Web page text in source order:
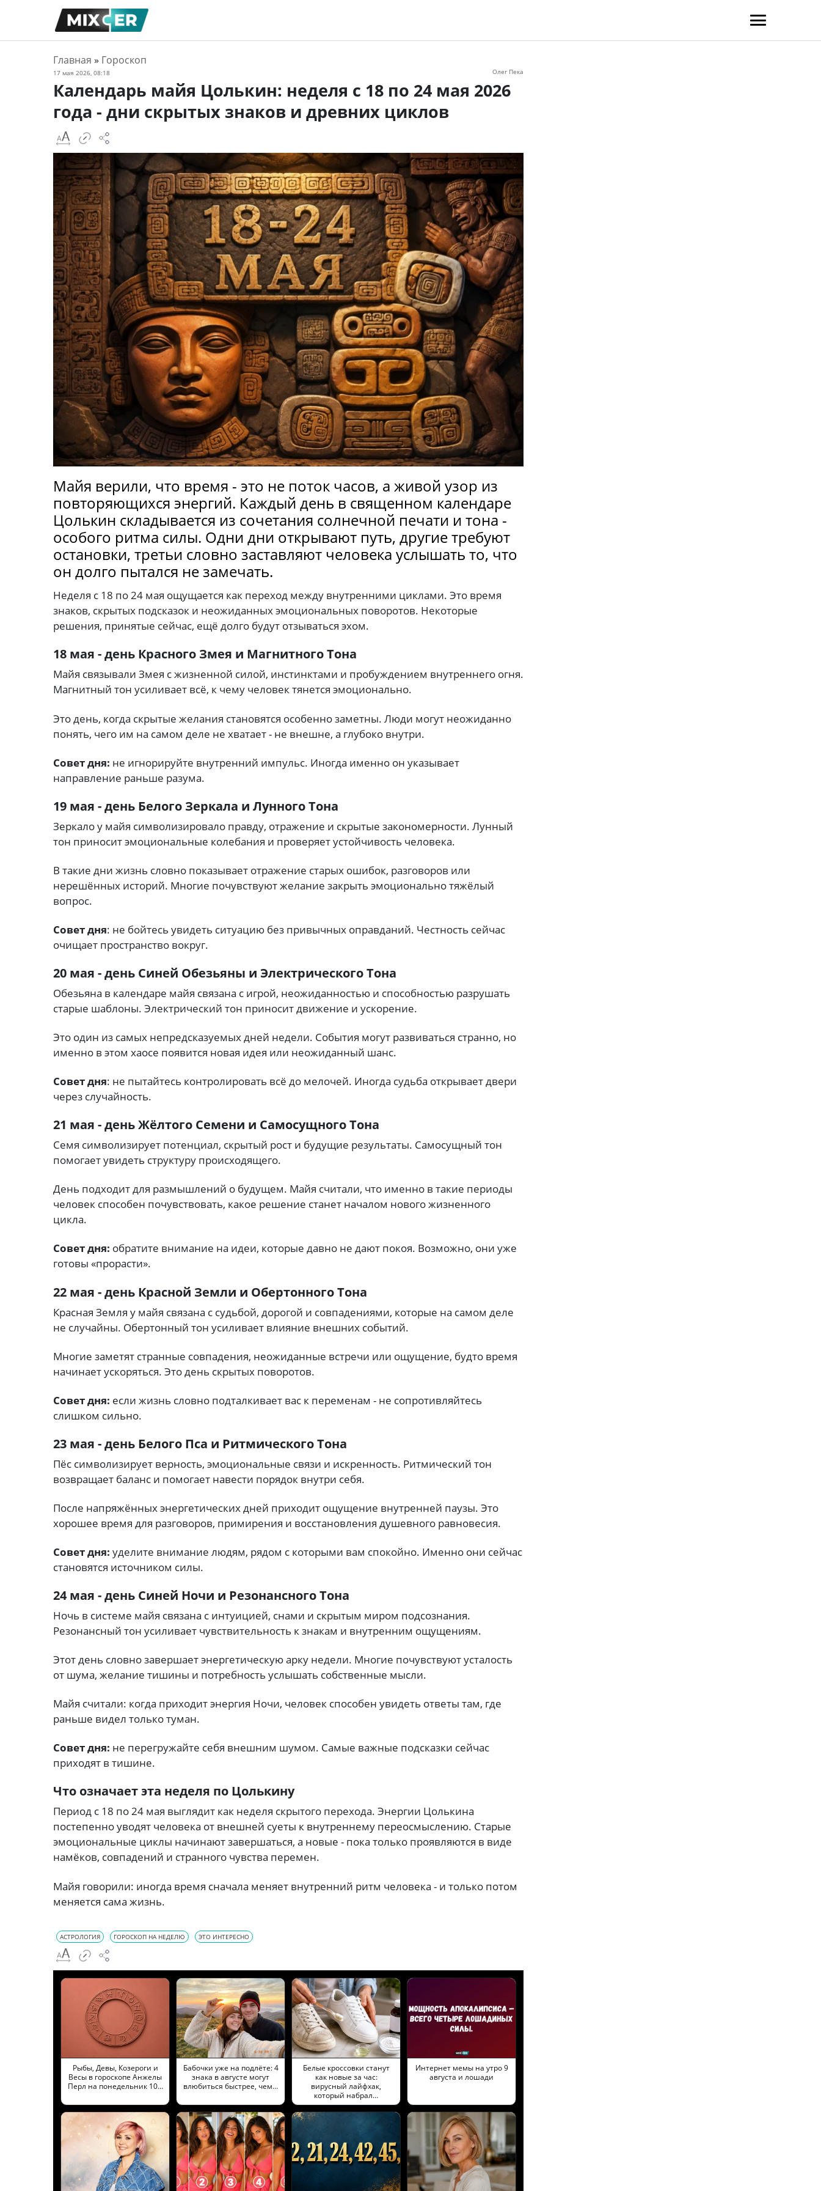
Главная » Гороскоп
17 мая 2026, 08:18 Олег Пека
Календарь майя Цолькин: неделя с 18 по 24 мая 2026
года - дни скрытых знаков и древних циклов
Майя верили, что время - это не поток часов, а живой узор из
повторяющихся энергий. Каждый день в священном календаре
Цолькин складывается из сочетания солнечной печати и тона -
особого ритма силы. Одни дни открывают путь, другие требуют
остановки, третьи словно заставляют человека услышать то, что
он долго пытался не замечать.
Неделя с 18 по 24 мая ощущается как переход между внутренними циклами. Это время
знаков, скрытых подсказок и неожиданных эмоциональных поворотов. Некоторые
решения, принятые сейчас, ещё долго будут отзыватьcя эхом.
18 мая - день Красного Змея и Магнитного Тона
Майя связывали Змея с жизненной силой, инстинктами и пробуждением внутреннего огня.
Магнитный тон усиливает всё, к чему человек тянется эмоционально.
Это день, когда скрытые желания становятся особенно заметны. Люди могут неожиданно
понять, чего им на самом деле не хватает - не внешне, а глубоко внутри.
Совет дня: не игнорируйте внутренний импульс. Иногда именно он указывает
направление раньше разума.
19 мая - день Белого Зеркала и Лунного Тона
Зеркало у майя символизировало правду, отражение и скрытые закономерности. Лунный
тон приносит эмоциональные колебания и проверяет устойчивость человека.
В такие дни жизнь словно показывает отражение старых ошибок, разговоров или
нерешённых историй. Многие почувствуют желание закрыть эмоционально тяжёлый
вопрос.
Совет дня: не бойтесь увидеть ситуацию без привычных оправданий. Честность сейчас
очищает пространство вокруг.
20 мая - день Синей Обезьяны и Электрического Тона
Обезьяна в календаре майя связана с игрой, неожиданностью и способностью разрушать
старые шаблоны. Электрический тон приносит движение и ускорение.
Это один из самых непредсказуемых дней недели. События могут развиваться странно, но
именно в этом хаосе появится новая идея или неожиданный шанс.
Совет дня: не пытайтесь контролировать всё до мелочей. Иногда судьба открывает двери
через случайность.
21 мая - день Жёлтого Семени и Самосущного Тона
Семя символизирует потенциал, скрытый рост и будущие результаты. Самосущный тон
помогает увидеть структуру происходящего.
День подходит для размышлений о будущем. Майя считали, что именно в такие периоды
человек способен почувствовать, какое решение станет началом нового жизненного
цикла.
Совет дня: обратите внимание на идеи, которые давно не дают покоя. Возможно, они уже
готовы «прорасти».
22 мая - день Красной Земли и Обертонного Тона
Красная Земля у майя связана с судьбой, дорогой и совпадениями, которые на самом деле
не случайны. Обертонный тон усиливает влияние внешних событий.
Многие заметят странные совпадения, неожиданные встречи или ощущение, будто время
начинает ускоряться. Это день скрытых поворотов.
Совет дня: если жизнь словно подталкивает вас к переменам - не сопротивляйтесь
слишком сильно.
23 мая - день Белого Пса и Ритмического Тона
Пёс символизирует верность, эмоциональные связи и искренность. Ритмический тон
возвращает баланс и помогает навести порядок внутри себя.
После напряжённых энергетических дней приходит ощущение внутренней паузы. Это
хорошее время для разговоров, примирения и восстановления душевного равновесия.
Совет дня: уделите внимание людям, рядом с которыми вам спокойно. Именно они сейчас
становятся источником силы.
24 мая - день Синей Ночи и Резонансного Тона
Ночь в системе майя связана с интуицией, снами и скрытым миром подсознания.
Резонансный тон усиливает чувствительность к знакам и внутренним ощущениям.
Этот день словно завершает энергетическую арку недели. Многие почувствуют усталость
от шума, желание тишины и потребность услышать собственные мысли.
Майя считали: когда приходит энергия Ночи, человек способен увидеть ответы там, где
раньше видел только туман.
Совет дня: не перегружайте себя внешним шумом. Самые важные подсказки сейчас
приходят в тишине.
Что означает эта неделя по Цолькину
Период с 18 по 24 мая выглядит как неделя скрытого перехода. Энергии Цолькина
постепенно уводят человека от внешней суеты к внутреннему переосмыслению. Старые
эмоциональные циклы начинают завершаться, а новые - пока только проявляются в виде
намёков, совпадений и странного чувства перемен.
Майя говорили: иногда время сначала меняет внутренний ритм человека - и только потом
меняется сама жизнь.
АСТРОЛОГИЯ ГОРОСКОП НА НЕДЕЛЮ ЭТО ИНТЕРЕСНО
Рыбы, Девы, Козероги и
Весы в гороскопе Анжелы
Перл на понедельник 10…
Бабочки уже на подлёте: 4
знака в августе могут
влюбиться быстрее, чем…
Белые кроссовки станут
как новые за час:
вирусный лайфхак,
который набрал…
Интернет мемы на утро 9
августа и лошади